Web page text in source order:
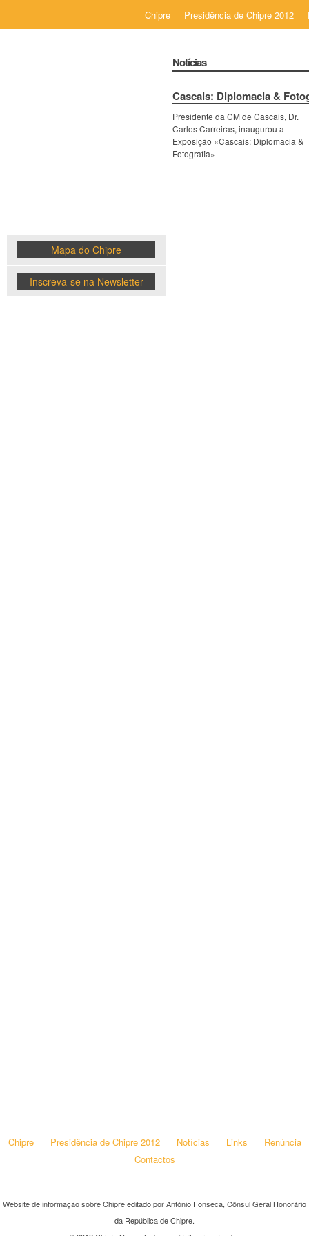
Chipre Presidência de Chipre 2012
Mapa do Chipre
Inscreva-se na Newsletter
Notícias
Cascais: Diplomacia &
Presidente da CM de Cascais, Dr.
Carlos Carreiras, inaugurou a
Exposição «Cascais: Diplomacia &
Fotografia»
Chipre Presidência de Chipre 2012 Notícias Links
Renúncia
Contactos
Website de informação sobre Chipre editado por António Fonseca, Cônsul Geral Honorário
da República de Chipre.